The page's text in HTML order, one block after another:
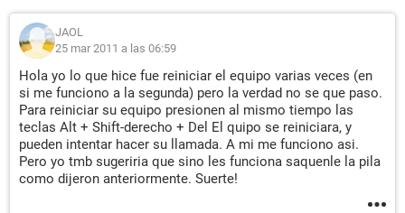
JAOL
25 mar 2011 a las 06:59
Hola yo lo que hice fue reiniciar el equipo varias veces (en
si me funciono a la segunda) pero la verdad no se que paso.
Para reiniciar su equipo presionen al mismo tiempo las
teclas Alt + Shift-derecho + Del El quipo se reiniciara, y
pueden intentar hacer su llamada. A mi me funciono asi.
Pero yo tmb sugeriria que sino les funciona saquenle la pila
como dijeron anteriormente. Suerte!